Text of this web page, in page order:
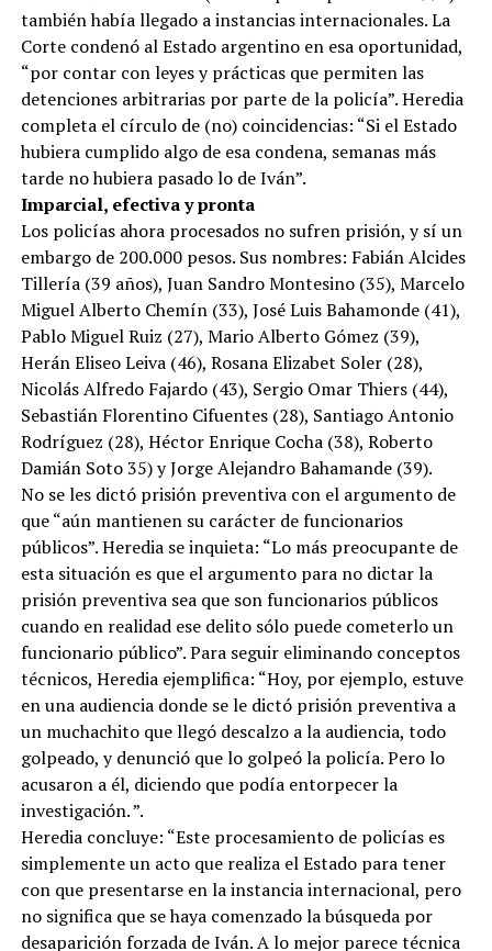
también había llegado a instancias internacionales. La
Corte condenó al Estado argentino en esa oportunidad,
“por contar con leyes y prácticas que permiten las
detenciones arbitrarias por parte de la policía”. Heredia
completa el círculo de (no) coincidencias: “Si el Estado
hubiera cumplido algo de esa condena, semanas más
tarde no hubiera pasado lo de Iván”.
Imparcial, efectiva y pronta
Los policías ahora procesados no sufren prisión, y sí un
embargo de 200.000 pesos. Sus nombres: Fabián Alcides
Tillería (39 años), Juan Sandro Montesino (35), Marcelo
Miguel Alberto Chemín (33), José Luis Bahamonde (41),
Pablo Miguel Ruiz (27), Mario Alberto Gómez (39),
Herán Eliseo Leiva (46), Rosana Elizabet Soler (28),
Nicolás Alfredo Fajardo (43), Sergio Omar Thiers (44),
Sebastián Florentino Cifuentes (28), Santiago Antonio
Rodríguez (28), Héctor Enrique Cocha (38), Roberto
Damián Soto 35) y Jorge Alejandro Bahamande (39).
No se les dictó prisión preventiva con el argumento de
que “aún mantienen su carácter de funcionarios
públicos”. Heredia se inquieta: “Lo más preocupante de
esta situación es que el argumento para no dictar la
prisión preventiva sea que son funcionarios públicos
cuando en realidad ese delito sólo puede cometerlo un
funcionario público”. Para seguir eliminando conceptos
técnicos, Heredia ejemplifica: “Hoy, por ejemplo, estuve
en una audiencia donde se le dictó prisión preventiva a
un muchachito que llegó descalzo a la audiencia, todo
golpeado, y denunció que lo golpeó la policía. Pero lo
acusaron a él, diciendo que podía entorpecer la
investigación. ”.
Heredia concluye: “Este procesamiento de policías es
simplemente un acto que realiza el Estado para tener
con que presentarse en la instancia internacional, pero
no significa que se haya comenzado la búsqueda por
desaparición forzada de Iván. A lo mejor parece técnica